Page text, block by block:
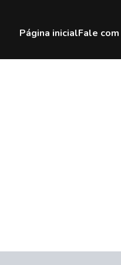
Página inicialFale